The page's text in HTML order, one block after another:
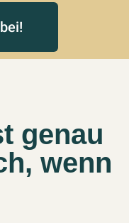
genau
wenn